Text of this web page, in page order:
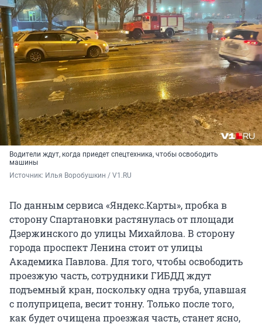
Водители ждут, когда приедет спецтехника, чтобы освободить
машины
Источник: Илья Воробушкин / V1.RU
По данным сервиса «Яндекс.Карты», пробка в
сторону Спартановки растянулась от площади
Дзержинского до улицы Михайлова. В сторону
города проспект Ленина стоит от улицы
Академика Павлова. Для того, чтобы освободить
проезжую часть, сотрудники ГИБДД ждут
подъемный кран, поскольку одна труба, упавшая
с полуприцепа, весит тонну. Только после того,
как будет очищена проезжая часть, станет ясно,